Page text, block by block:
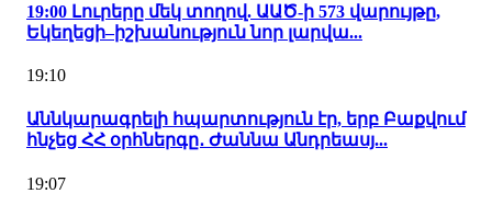
19:00 Լուրերը մեկ տողով. ԱԱԾ-ի 573 վարույթը,
Եկեղեցի–իշխանություն նոր լարվա...
19:10
Աննկարագրելի հպարտություն էր, երբ Բաքվում
հնչեց ՀՀ օրհներգը․ Ժաննա Անդրեասյ...
19:07